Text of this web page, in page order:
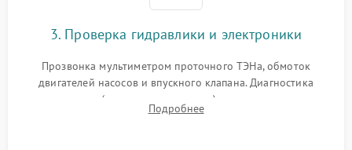
3. Проверка гидравлики и электроники
Прозвонка мультиметром проточного ТЭНа, обмоток
двигателей насосов и впускного клапана. Диагностика
прессостата (датчика уровня воды), датчика мутности,
концевика дверцы и электронного модуля управления.
Подробнее